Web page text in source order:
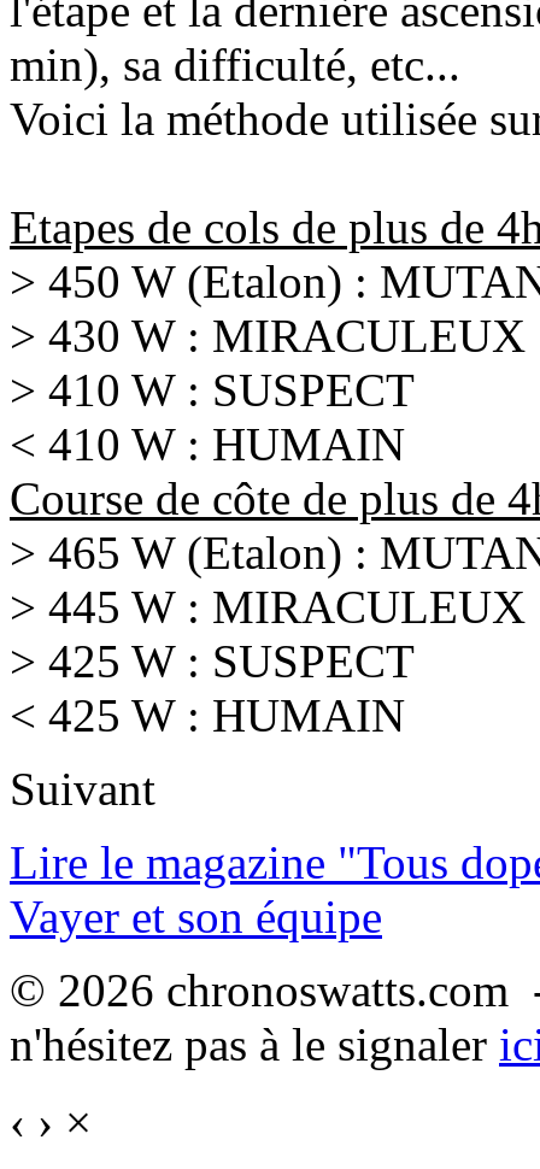
l'étape et la dernière
min), sa difficulté, etc...
Voici la méthode utilisée
Etapes de cols de plus de
> 450 W (Etalon) :
> 430 W : MIRACULEUX
> 410 W : SUSPECT
< 410 W : HUMAIN
Course de côte de plus de
> 465 W (Etalon) :
> 445 W : MIRACULEUX
> 425 W : SUSPECT
< 425 W : HUMAIN
Suivant
Lire le magazine "Tous
Vayer et son équipe
© 2026
n'hésitez pas à le signaler
‹ › ×